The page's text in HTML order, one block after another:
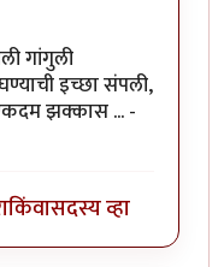
गांगुली
इच्छा संपली,
झक्कास ... -
किंवासदस्य व्हा